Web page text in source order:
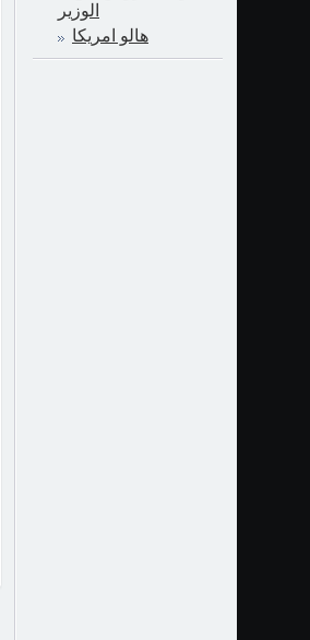
الوزير
هالو امريكا